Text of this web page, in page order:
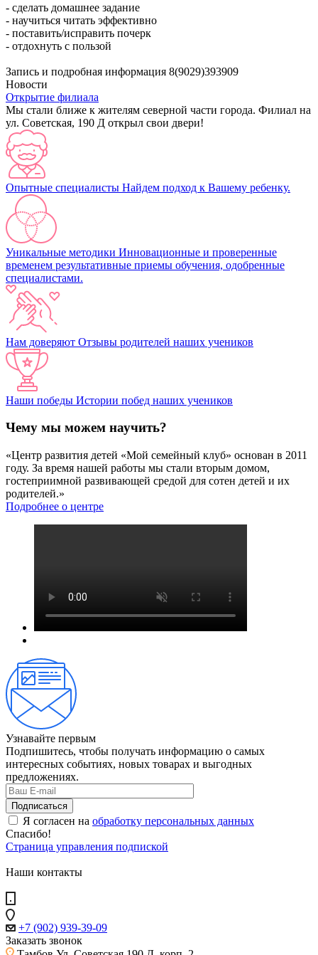
- сделать домашнее задание
- научиться читать эффективно
- поставить/исправить почерк
- отдохнуть с пользой
Запись и подробная информация 8(9029)393909
Новости
Открытие филиала
Мы стали ближе к жителям северной части города. Филиал на
ул. Советская, 190 Д открыл свои двери!
Опытные специалисты Найдем подход к Вашему ребенку.
Уникальные методики Инновационные и проверенные
временем результативные приемы обучения, одобренные
специалистами.
Нам доверяют Отзывы родителей наших учеников
Наши победы Истории побед наших учеников
Чему мы можем научить?
«Центр развития детей «Мой семейный клуб» основан в 2011
году. За время нашей работы мы стали вторым домом,
гостеприимной развивающей средой для сотен детей и их
родителей.»
Подробнее о центре
Узнавайте первым
Подпишитесь, чтобы получать информацию о самых
интересных событиях, новых товарах и выгодных
предложениях.
Я согласен на обработку персональных данных
Спасибо!
Страница управления подпиской
Наши контакты
+7 (902) 939-39-09
Заказать звонок